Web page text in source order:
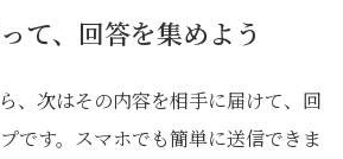
て、回答を集めよう
、次はその内容を相手に届けて、回
です。スマホでも簡単に送信できま